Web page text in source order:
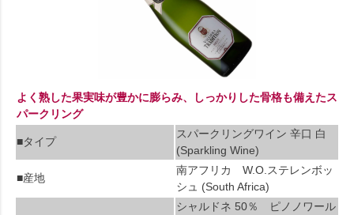
よく熟した果実味が豊かに膨らみ、しっかりした骨格も備えたス
パークリング
■タイプ
スパークリングワイン 辛口 白
(Sparkling Wine)
■産地
南アフリカ W.O.ステレンボッ
シュ (South Africa)
シャルドネ 50％ ピノノワール